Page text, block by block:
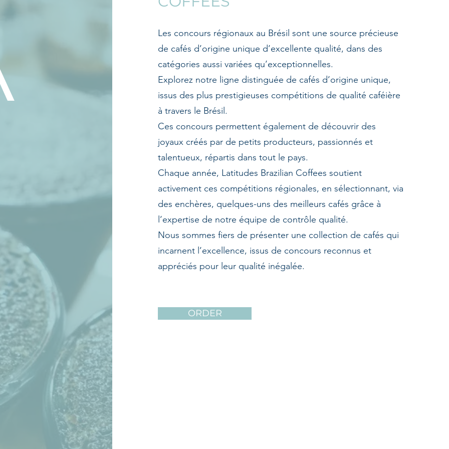
Les concours régionaux au Brésil sont une source précieuse
de cafés d’origine unique d’excellente qualité, dans des
catégories aussi variées qu’exceptionnelles.
Explorez notre ligne distinguée de cafés d’origine unique,
issus des plus prestigieuses compétitions de qualité caféière
à travers le Brésil.
Ces concours permettent également de découvrir des
joyaux créés par de petits producteurs, passionnés et
talentueux, répartis dans tout le pays.
Chaque année, Latitudes Brazilian Coffees soutient
activement ces compétitions régionales, en sélectionnant, via
des enchères, quelques-uns des meilleurs cafés grâce à
l’expertise de notre équipe de contrôle qualité.
Nous sommes fiers de présenter une collection de cafés qui
incarnent l’excellence, issus de concours reconnus et
appréciés pour leur qualité inégalée.
ORDER